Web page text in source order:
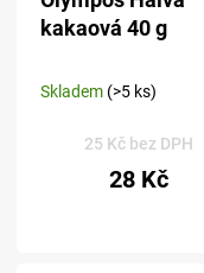
kakaová 40 g
Průměrné
produktu
Skladem (>5 ks)
25 Kč bez DPH
28 Kč